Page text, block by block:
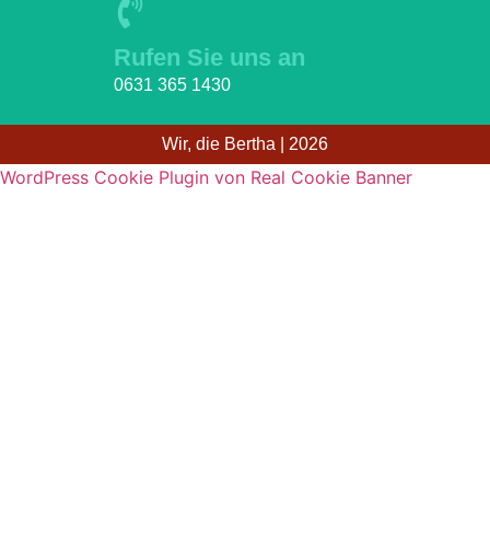
Rufen Sie uns an
0631 365 1430
Wir, die Bertha | 2026
WordPress Cookie Plugin von Real Cookie Banner